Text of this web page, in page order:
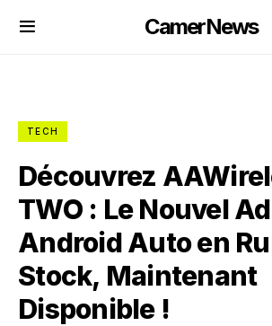
CamerNews
TECH
Découvrez
TWO : Le Nouvel
Android Auto en
Stock, Maintenant
Disponible !